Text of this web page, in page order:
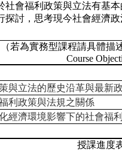
會福利政策與立法有基
探討，思考現今社會經濟
若為實務型課程請具體描
Course
與立法的歷史沿革與最新
利政策與法規之關係
經濟環境影響下的社會福
授課進度